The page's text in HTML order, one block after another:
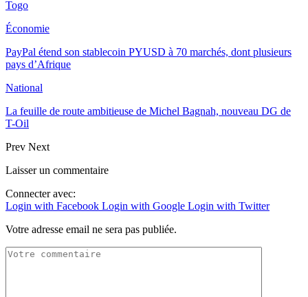
Togo
Économie
PayPal étend son stablecoin PYUSD à 70 marchés, dont plusieurs
pays d’Afrique
National
La feuille de route ambitieuse de Michel Bagnah, nouveau DG de
T-Oil
Prev Next
Laisser un commentaire
Connecter avec:
Login with Facebook Login with Google Login with Twitter
Votre adresse email ne sera pas publiée.